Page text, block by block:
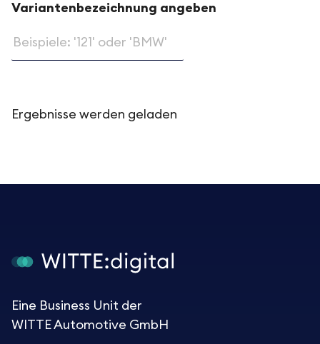
Variantenbezeichnung angeben
Ergebnisse werden geladen
Eine Business Unit der
WITTE Automotive GmbH